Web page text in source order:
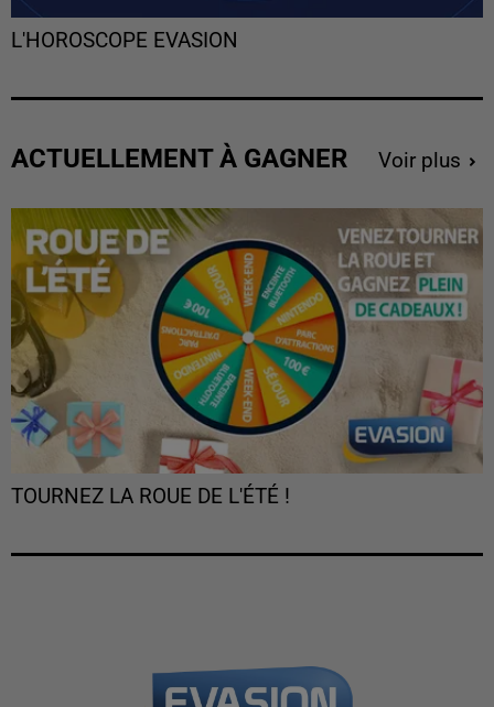
L'HOROSCOPE EVASION
ACTUELLEMENT À GAGNER Voir plus
TOURNEZ LA ROUE DE L'ÉTÉ !